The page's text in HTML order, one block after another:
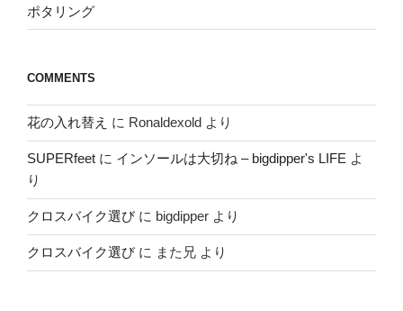
ポタリング
COMMENTS
花の入れ替え に Ronaldexold より
SUPERfeet に インソールは大切ね – bigdipper's LIFE よ
り
クロスバイク選び に bigdipper より
クロスバイク選び に また兄 より